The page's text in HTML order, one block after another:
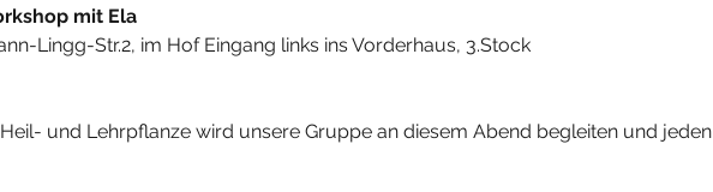
mit Ela
Lingg-Str.2, im Hof Eingang links ins Vorderhaus, 3.Stock
und Lehrpflanze wird unsere Gruppe an diesem Abend begleiten und jeden